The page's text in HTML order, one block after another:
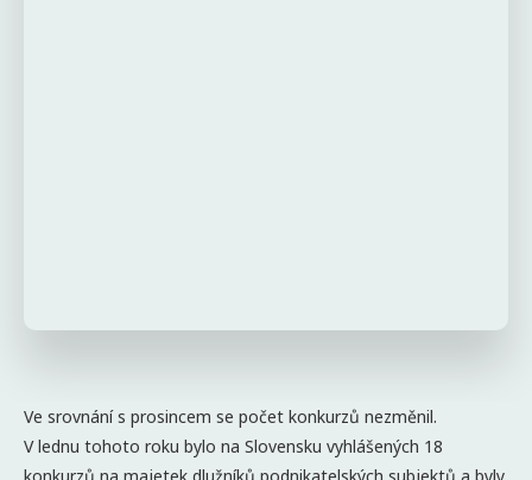
Ve srovnání s prosincem se počet konkurzů nezměnil.
V lednu tohoto roku bylo na Slovensku vyhlášených 18
konkurzů na majetek dlužníků podnikatelských subjektů a byly